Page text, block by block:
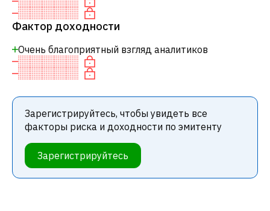
Фактор доходности
Очень благоприятный взгляд аналитиков
Зарегистрируйтесь, чтобы увидеть все
факторы риска и доходности по эмитенту
Зарегистрируйтесь